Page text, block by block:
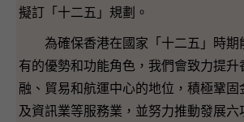
擬訂「十二五」規劃。
為確保香港在國家「十二五」時期
有的優勢和功能角色，我們會致力提升
融、貿易和航運中心的地位，積極鞏固
及資訊業等服務業，並努力推動發展六